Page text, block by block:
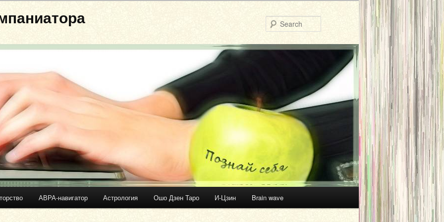
АВРА-навигатор Астрология Ошо Дзен Таро И-Цзин Brain wave